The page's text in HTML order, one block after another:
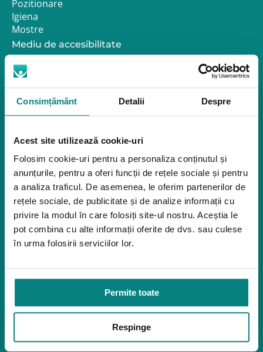
Consimțământ Detalii Despre
Acest site utilizează cookie-uri
Folosim cookie-uri pentru a personaliza conținutul și
anunțurile, pentru a oferi funcții de rețele sociale și pentru
a analiza traficul. De asemenea, le oferim partenerilor de
rețele sociale, de publicitate și de analize informații cu
privire la modul în care folosiți site-ul nostru. Aceștia le
pot combina cu alte informații oferite de dvs. sau culese
în urma folosirii serviciilor lor.
Permite toate
Respinge
Pozitionare
Igiena
Mostre
Mediu de accesibilitate
Dispozitive pentru urcarea scărilor
Rampe pentru scaune cu rotile
Bare de prindere și mânere de baie
Închiriere platforme șenilate
Închiriere rampe acces
Apnee în somn
Orteze
Oxigenoterapia
Paturi de spital si saltele
Service
Link-uri utile
Politica de confidentialitate – GDPR
Politica de Cookies
Politica de Reclamații și Retururi
Formular de retur
Termeni si conditii de utilizare a site-ului
Contact